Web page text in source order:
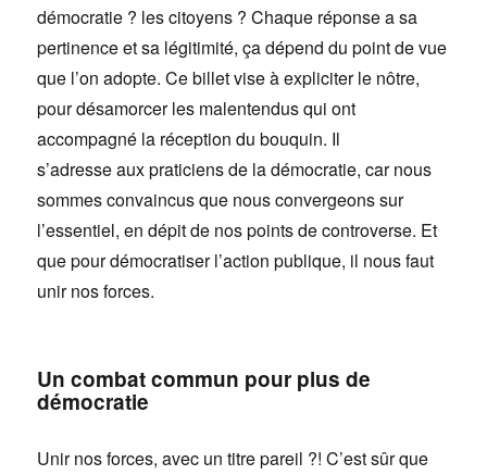
démocratie ? les citoyens ? Chaque réponse a sa
pertinence et sa légitimité, ça dépend du point de vue
que l’on adopte. Ce billet vise à expliciter le nôtre,
pour désamorcer les malentendus qui ont
accompagné la réception du bouquin. Il
s’adresse aux praticiens de la démocratie, car nous
sommes convaincus que nous convergeons sur
l’essentiel, en dépit de nos points de controverse. Et
que pour démocratiser l’action publique, il nous faut
unir nos forces.
Un combat commun pour plus de
démocratie
Unir nos forces, avec un titre pareil ?! C’est sûr que